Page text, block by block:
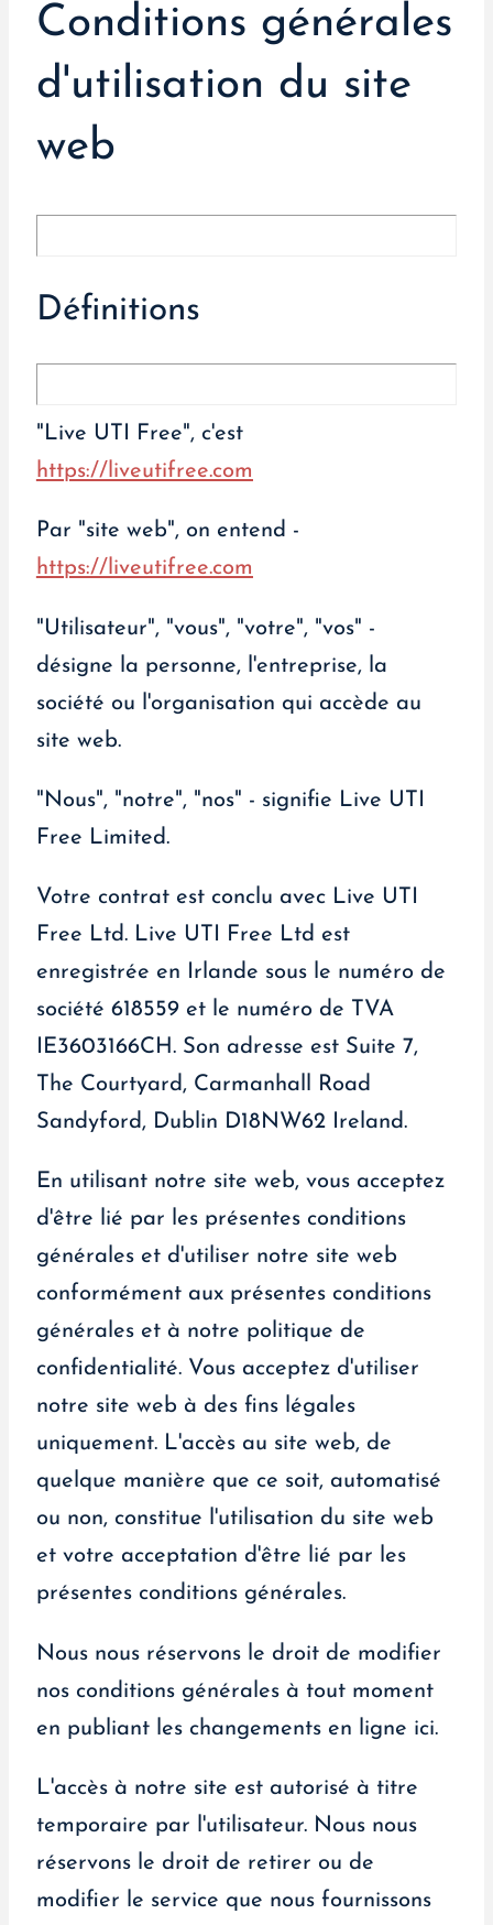
Conditions générales
d'utilisation du site
web
Définitions
"Live UTI Free", c'est
https://liveutifree.com
Par "site web", on entend -
https://liveutifree.com
"Utilisateur", "vous", "votre", "vos" -
désigne la personne, l'entreprise, la
société ou l'organisation qui accède au
site web.
"Nous", "notre", "nos" - signifie Live UTI
Free Limited.
Votre contrat est conclu avec Live UTI
Free Ltd. Live UTI Free Ltd est
enregistrée en Irlande sous le numéro de
société 618559 et le numéro de TVA
IE3603166CH. Son adresse est Suite 7,
The Courtyard, Carmanhall Road
Sandyford, Dublin D18NW62 Ireland.
En utilisant notre site web, vous acceptez
d'être lié par les présentes conditions
générales et d'utiliser notre site web
conformément aux présentes conditions
générales et à notre politique de
confidentialité. Vous acceptez d'utiliser
notre site web à des fins légales
uniquement. L'accès au site web, de
quelque manière que ce soit, automatisé
ou non, constitue l'utilisation du site web
et votre acceptation d'être lié par les
présentes conditions générales.
Nous nous réservons le droit de modifier
nos conditions générales à tout moment
en publiant les changements en ligne ici.
L'accès à notre site est autorisé à titre
temporaire par l'utilisateur. Nous nous
réservons le droit de retirer ou de
modifier le service que nous fournissons